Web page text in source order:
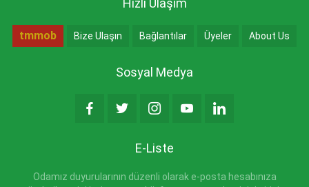
Hızlı Ulaşım
tmmob Bize Ulaşın Bağlantılar Üyeler About Us
Sosyal Medya
E-Liste
Odamız duyurularının düzenli olarak e-posta hesabınıza